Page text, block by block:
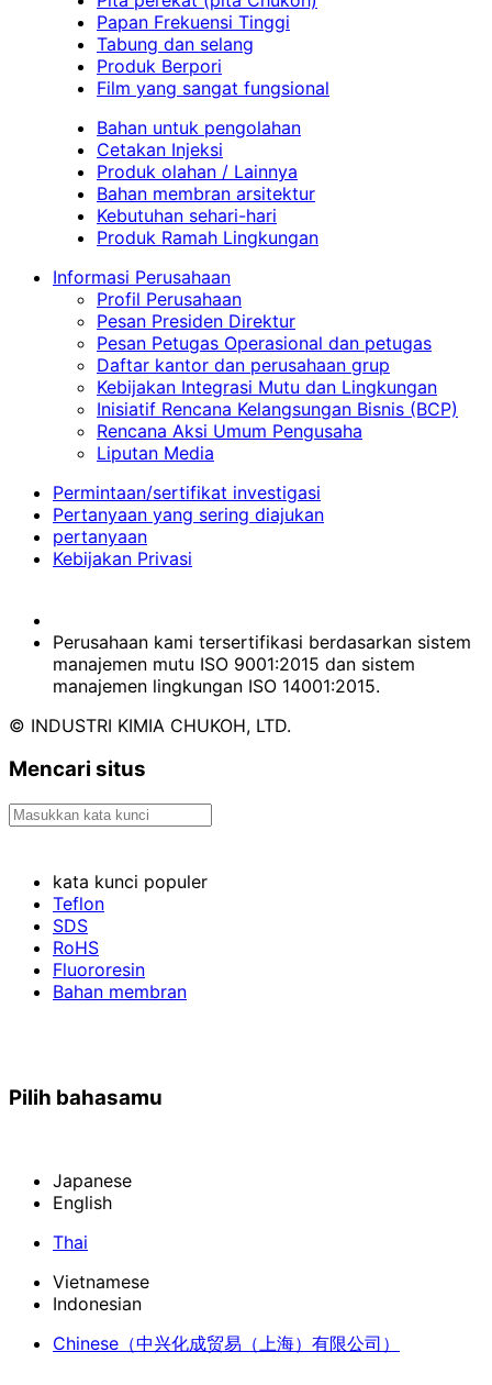
Papan Frekuensi Tinggi
Tabung dan selang
Produk Berpori
Film yang sangat fungsional
Bahan untuk pengolahan
Cetakan Injeksi
Produk olahan / Lainnya
Bahan membran arsitektur
Kebutuhan sehari-hari
Produk Ramah Lingkungan
Informasi Perusahaan
Profil Perusahaan
Pesan Presiden Direktur
Pesan Petugas Operasional dan petugas
Daftar kantor dan perusahaan grup
Kebijakan Integrasi Mutu dan Lingkungan
Inisiatif Rencana Kelangsungan Bisnis (BCP)
Rencana Aksi Umum Pengusaha
Liputan Media
Permintaan/sertifikat investigasi
Pertanyaan yang sering diajukan
pertanyaan
Kebijakan Privasi
Perusahaan kami tersertifikasi berdasarkan sistem
manajemen mutu ISO 9001:2015 dan sistem
manajemen lingkungan ISO 14001:2015.
© INDUSTRI KIMIA CHUKOH, LTD.
Mencari situs
kata kunci populer
Teflon
SDS
RoHS
Fluororesin
Bahan membran
Pilih bahasamu
Japanese
English
Thai
Vietnamese
Indonesian
Chinese （中兴化成贸易（上海）有限公司）